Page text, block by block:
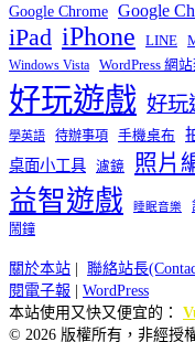
Google Chrome Google
iPad iPhone LINE
Windows Vista WordPress 網
好玩遊戲 好玩
學英語 待辦事項 手機桌布
桌面小工具 濾鏡 照片
益智遊戲 睡眠音樂
鬧鐘
關於本站 聯絡站長
閱電子報
WordPress
本站使用又快又便宜的：
© 2026 版權所有，非經授